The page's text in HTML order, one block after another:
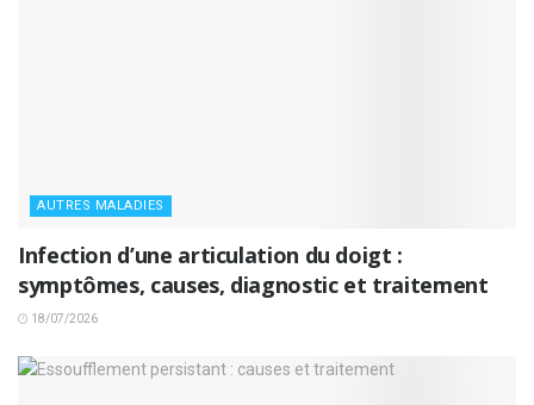
AUTRES MALADIES
Infection d’une articulation du doigt :
symptômes, causes, diagnostic et traitement
18/07/2026